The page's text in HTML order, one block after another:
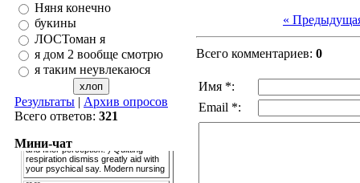
Няня конечно
букины
ЛОСТоман я
я дом 2 вообще смотрю
я таким неувлекаюся
Результаты | Архив опросов
Всего ответов: 321
Мини-чат
«
Всего комментариев: 0
Имя *:
Email *: